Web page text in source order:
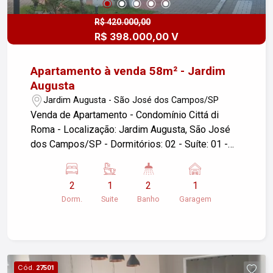
gaz
R$ 420.000,00
R$ 398.000,00 V
Apartamento à venda 58m² - Jardim
Augusta
Jardim Augusta - São José dos Campos/SP
Venda de Apartamento - Condomínio Cittá di
Roma - Localização: Jardim Augusta, São José
dos Campos/SP - Dormitórios: 02 - Suíte: 01 -
de lazer: Piscina, quadra, salão de festas, salão
de jogos, academia e churrasqueira - Garagens:
01 - Área Útil: 53,38 m² Este apartamento é ideal
contato para mais informações e agende uma
2
Dorm.
1
Suite
2
Banho
1
Garagem
Cód. 27501